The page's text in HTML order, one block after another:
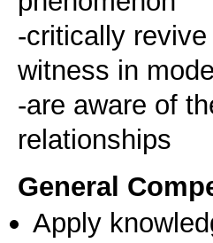
-critically
witness in
-are aware of
relationships
General
Apply